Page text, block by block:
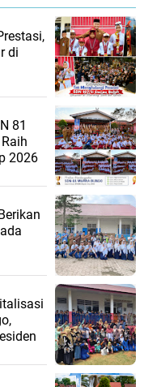
di
81
2026